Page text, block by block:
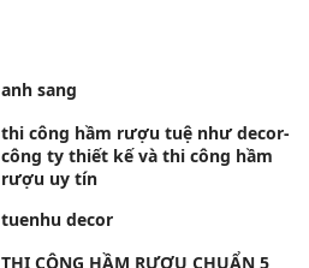
anh sang